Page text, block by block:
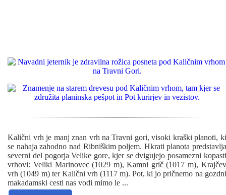
Kalični vrh je manj znan vrh na Travni gori, visoki kraški planoti, ki
se nahaja zahodno nad Ribniškim poljem. Hkrati planota predstavlja
severni del pogorja Velike gore, kjer se dvigujejo posamezni kopasti
vrhovi: Veliki Marinovec (1029 m), Kamni grič (1017 m), Krajčev
vrh (1049 m) ter Kalični vrh (1117 m). Pot, ki jo pričnemo na gozdni
makadamski cesti nas vodi mimo le ...